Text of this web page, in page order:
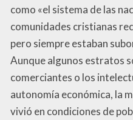
como «el sistema de las
comunidades cristianas
pero siempre estaban
Aunque algunos estratos
comerciantes o los
autonomía económica, la
vivió en condiciones de